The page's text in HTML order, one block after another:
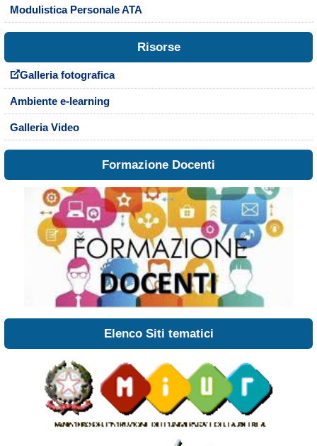
Modulistica Personale ATA
Risorse
Galleria fotografica
Ambiente e-learning
Galleria Video
Formazione Docenti
Elenco Siti tematici